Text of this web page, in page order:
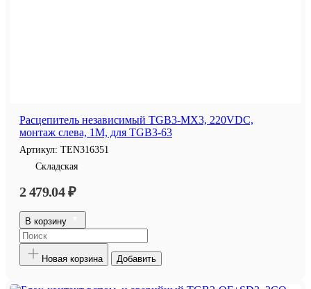
Расцепитель независимый TGB3-MX3, 220VDC,
монтаж слева, 1M, для TGB3-63
Артикул: TEN316351
Складская
2 479.04 ₽
В корзину
Новая корзина Добавить